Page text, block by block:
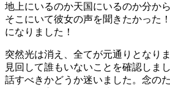
地上にいるのか天国にいるのか分か
そこにいて彼女の声を聞きたかった
になりました！
突然光は消え、全てが元通りとなり
見回して誰もいないことを確認しま
話すべきかどうか迷いました。念の